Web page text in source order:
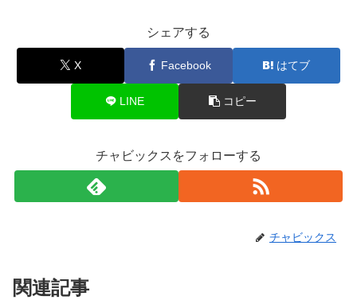
シェアする
X Facebook はてブ
LINE コピー
チャビックスをフォローする
チャビックス
関連記事